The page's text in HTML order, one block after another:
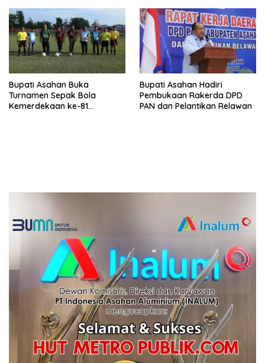
Bupati Asahan Buka
Turnamen Sepak Bola
Kemerdekaan ke-81
Bupati Asahan Hadiri
Pembukaan Rakerda DPD
PAN dan Pelantikan Relawan